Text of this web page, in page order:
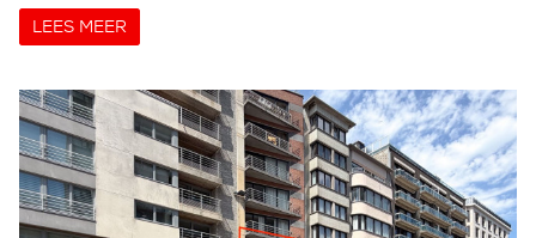
LEES MEER